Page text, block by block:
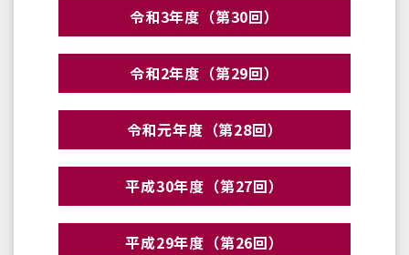
令和3年度（第30回）
令和2年度（第29回）
令和元年度（第28回）
平成30年度（第27回）
平成29年度（第26回）